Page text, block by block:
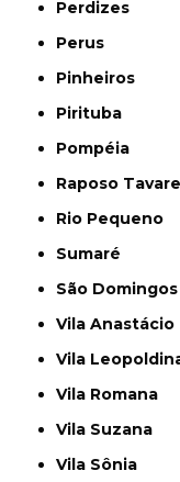
Perdizes
Perus
Pinheiros
Pirituba
Pompéia
Raposo
Rio Pequeno
Sumaré
São Domingos
Vila Anastácio
Vila
Vila Romana
Vila Suzana
Vila Sônia